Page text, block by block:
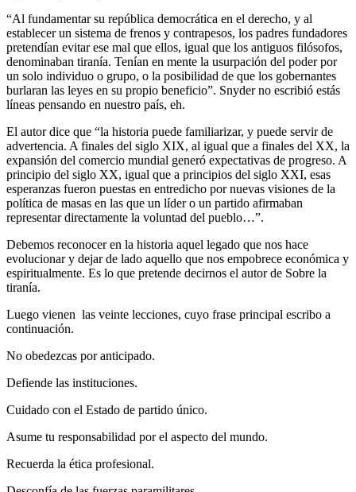
“Al fundamentar su república democrática en el derecho, y al
establecer un sistema de frenos y contrapesos, los padres fundadores
pretendían evitar ese mal que ellos, igual que los antiguos filósofos,
denominaban tiranía. Tenían en mente la usurpación del poder por
un solo individuo o grupo, o la posibilidad de que los gobernantes
burlaran las leyes en su propio beneficio”. Snyder no escribió estás
líneas pensando en nuestro país, eh.
El autor dice que “la historia puede familiarizar, y puede servir de
advertencia. A finales del siglo XIX, al igual que a finales del XX, la
expansión del comercio mundial generó expectativas de progreso. A
principio del siglo XX, igual que a principios del siglo XXI, esas
esperanzas fueron puestas en entredicho por nuevas visiones de la
política de masas en las que un líder o un partido afirmaban
representar directamente la voluntad del pueblo…”.
Debemos reconocer en la historia aquel legado que nos hace
evolucionar y dejar de lado aquello que nos empobrece económica y
espiritualmente. Es lo que pretende decirnos el autor de Sobre la
tiranía.
Luego vienen las veinte lecciones, cuyo frase principal escribo a
continuación.
No obedezcas por anticipado.
Defiende las instituciones.
Cuidado con el Estado de partido único.
Asume tu responsabilidad por el aspecto del mundo.
Recuerda la ética profesional.